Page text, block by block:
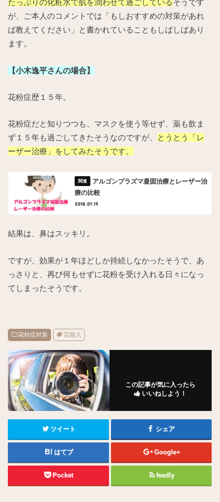
たっぷりの化粧水で肌を潤わせて過ごしているそうです
が、ご本人のコメントでは「もしおすすめの対策があれ
ば教えてください」と書かれていることもしばしばあり
ます。
【小木逸平さんの場合】
花粉症歴１５年。
花粉症だと知りつつも、マスクを使う等せず、薬も飲ま
ず１５年も過ごしてきたそうなのですが、 とうとう「レ
ーザー治療」をしてみたそうです。
アルゴンプラズマ凝固治療とレーザー治
療の比較
2018.01.19
結果は、鼻はスッキリ。
ですが、効果が１年ほどしか持続しなかったそうで、あ
っさりと、再び何もせずに花粉を受け入れる日々になっ
てしまったそうです。
花粉症対策 芸能人
この記事が気に入ったら
いいねしよう！
ツイート シェア
はてブ Google+
Pocket feedly